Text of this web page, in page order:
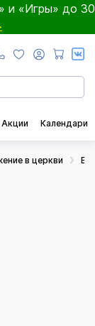
и «Игры» до 30
Акции Календари
в церкви